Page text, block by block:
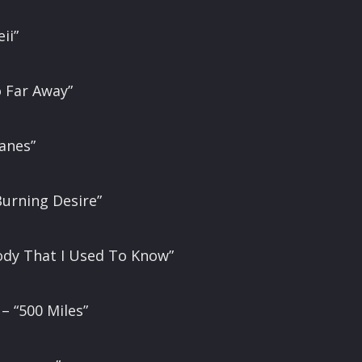
Away”
Desire”
That I Used To Know”
“500 Miles”